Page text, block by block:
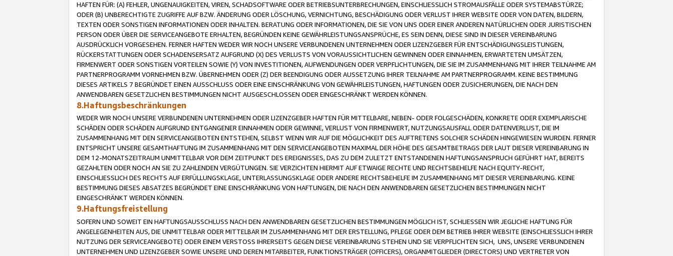
HAFTEN FÜR: (A) FEHLER, UNGENAUIGKEITEN, VIREN, SCHADSOFTWARE ODER BETRIEBSUNTERBRECHUNGEN, EINSCHLIESSLICH STROMAUSFÄLLE ODER SYSTEMABSTÜRZE;
ODER (B) UNBERECHTIGTE ZUGRIFFE AUF BZW. ÄNDERUNG ODER LÖSCHUNG, VERNICHTUNG, BESCHÄDIGUNG ODER VERLUST IHRER WEBSITE ODER VON DATEN, BILDERN,
TEXTEN ODER SONSTIGEN INFORMATIONEN ODER INHALTEN. BERATUNG ODER INFORMATIONEN, DIE SIE VON UNS ODER EINER ANDEREN NATÜRLICHEN ODER JURISTISCHEN
PERSON ODER ÜBER DIE SERVICEANGEBOTE ERHALTEN, BEGRÜNDEN KEINE GEWÄHRLEISTUNGSANSPRÜCHE, ES SEIN DENN, DIESE SIND IN DIESER VEREINBARUNG
AUSDRÜCKLICH VORGESEHEN. FERNER HAFTEN WEDER WIR NOCH UNSERE VERBUNDENEN UNTERNEHMEN ODER LIZENZGEBER FÜR ENTSCHÄDIGUNGSLEISTUNGEN,
RÜCKERSTATTUNGEN ODER SCHADENSERSATZ AUFGRUND (X) DES VERLUSTS VON VORAUSSICHTLICHEN GEWINNEN ODER EINNAHMEN, ERWARTETEN UMSÄTZEN,
FIRMENWERT ODER SONSTIGEN VORTEILEN SOWIE (Y) VON INVESTITIONEN, AUFWENDUNGEN ODER VERPFLICHTUNGEN, DIE SIE IM ZUSAMMENHANG MIT IHRER TEILNAHME AM
PARTNERPROGRAMM VORNEHMEN BZW. ÜBERNEHMEN ODER (Z) DER BEENDIGUNG ODER AUSSETZUNG IHRER TEILNAHME AM PARTNERPROGRAMM. KEINE BESTIMMUNG
DIESES ARTIKELS 7 BEGRÜNDET EINEN AUSSCHLUSS ODER EINE EINSCHRÄNKUNG VON GEWÄHRLEISTUNGEN, HAFTUNGEN ODER ZUSICHERUNGEN, DIE NACH DEN
ANWENDBAREN GESETZLICHEN BESTIMMUNGEN NICHT AUSGESCHLOSSEN ODER EINGESCHRÄNKT WERDEN KÖNNEN.
8.Haftungsbeschränkungen
WEDER WIR NOCH UNSERE VERBUNDENEN UNTERNEHMEN ODER LIZENZGEBER HAFTEN FÜR MITTELBARE, NEBEN- ODER FOLGESCHÄDEN, KONKRETE ODER EXEMPLARISCHE
SCHÄDEN ODER SCHÄDEN AUFGRUND ENTGANGENER EINNAHMEN ODER GEWINNE, VERLUST VON FIRMENWERT, NUTZUNGSAUSFALL ODER DATENVERLUST, DIE IM
ZUSAMMENHANG MIT DEN SERVICEANGEBOTEN ENTSTEHEN, SELBST WENN WIR AUF DIE MÖGLICHKEIT DES AUFTRETENS SOLCHER SCHÄDEN HINGEWIESEN WURDEN. FERNER
ENTSPRICHT UNSERE GESAMTHAFTUNG IM ZUSAMMENHANG MIT DEN SERVICEANGEBOTEN MAXIMAL DER HÖHE DES GESAMTBETRAGS DER LAUT DIESER VEREINBARUNG IN
DEM 12-MONATSZEITRAUM UNMITTELBAR VOR DEM ZEITPUNKT DES EREIGNISSES, DAS ZU DEM ZULETZT ENTSTANDENEN HAFTUNGSANSPRUCH GEFÜHRT HAT, BEREITS
GEZAHLTEN ODER NOCH AN SIE ZU ZAHLENDEN VERGÜTUNGEN. SIE VERZICHTEN HIERMIT AUF ETWAIGE RECHTE UND RECHTSBEHELFE NACH EQUITY-RECHT,
EINSCHLIESSLICH DES RECHTS AUF ERFÜLLUNGSKLAGE, UNTERLASSUNGSKLAGE ODER ANDERE RECHTSBEHELFE IM ZUSAMMENHANG MIT DIESER VEREINBARUNG. KEINE
BESTIMMUNG DIESES ABSATZES BEGRÜNDET EINE EINSCHRÄNKUNG VON HAFTUNGEN, DIE NACH DEN ANWENDBAREN GESETZLICHEN BESTIMMUNGEN NICHT
EINGESCHRÄNKT WERDEN KÖNNEN.
9.Haftungsfreistellung
SOFERN UND SOWEIT EIN HAFTUNGSAUSSCHLUSS NACH DEN ANWENDBAREN GESETZLICHEN BESTIMMUNGEN MÖGLICH IST, SCHLIESSEN WIR JEGLICHE HAFTUNG FÜR
ANGELEGENHEITEN AUS, DIE UNMITTELBAR ODER MITTELBAR IM ZUSAMMENHANG MIT DER ERSTELLUNG, PFLEGE ODER DEM BETRIEB IHRER WEBSITE (EINSCHLIESSLICH IHRER
NUTZUNG DER SERVICEANGEBOTE) ODER EINEM VERSTOSS IHRERSEITS GEGEN DIESE VEREINBARUNG STEHEN UND SIE VERPFLICHTEN SICH, UNS, UNSERE VERBUNDENEN
UNTERNEHMEN UND LIZENZGEBER SOWIE UNSERE UND DEREN MITARBEITER, FUNKTIONSTRÄGER (OFFICERS), ORGANMITGLIEDER (DIRECTORS) UND VERTRETER VON